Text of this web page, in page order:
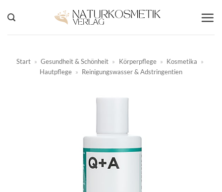
Inhalt
springen
Start » Gesundheit & Schönheit » Körperpflege » Kosmetika »
Hautpflege » Reinigungswasser & Adstringentien